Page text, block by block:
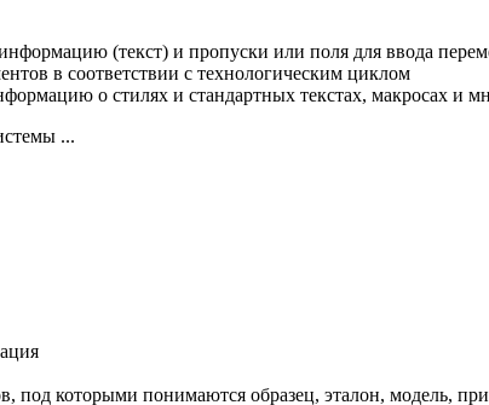
(текст) и пропуски или поля для ввода
в соответствии с технологическим циклом
о стилях и стандартных текстах, макросах и
...
под которыми понимаются образец, эталон, модель,